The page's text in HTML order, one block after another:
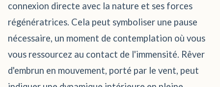
connexion directe avec la nature et ses forces
régénératrices. Cela peut symboliser une pause
nécessaire, un moment de contemplation où vous
vous ressourcez au contact de l'immensité. Rêver
d'embrun en mouvement, porté par le vent, peut